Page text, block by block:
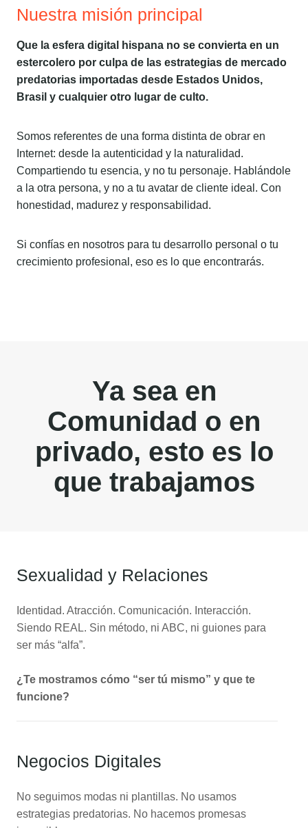
Nuestra misión principal
Que la esfera digital hispana no se convierta en un
estercolero por culpa de las estrategias de mercado
predatorias importadas desde Estados Unidos,
Brasil y cualquier otro lugar de culto.
Somos referentes de una forma distinta de obrar en
Internet: desde la autenticidad y la naturalidad.
Compartiendo tu esencia, y no tu personaje. Hablándole
a la otra persona, y no a tu avatar de cliente ideal. Con
honestidad, madurez y responsabilidad.
Si confías en nosotros para tu desarrollo personal o tu
crecimiento profesional, eso es lo que encontrarás.
Ya sea en
Comunidad o en
privado, esto es lo
que trabajamos
Sexualidad y Relaciones
Identidad. Atracción. Comunicación. Interacción.
Siendo REAL. Sin método, ni ABC, ni guiones para
ser más “alfa”.
¿Te mostramos cómo “ser tú mismo” y que te
funcione?
Negocios Digitales
No seguimos modas ni plantillas. No usamos
estrategias predatorias. No hacemos promesas